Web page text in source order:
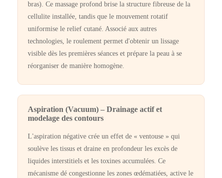
bras). Ce massage profond brise la structure fibreuse de la
cellulite installée, tandis que le mouvement rotatif
uniformise le relief cutané. Associé aux autres
technologies, le roulement permet d'obtenir un lissage
visible dès les premières séances et prépare la peau à se
réorganiser de manière homogène.
Aspiration (Vacuum) – Drainage actif et
modelage des contours
L'aspiration négative crée un effet de « ventouse » qui
soulève les tissus et draine en profondeur les excès de
liquides interstitiels et les toxines accumulées. Ce
mécanisme dé congestionne les zones œdématiées, active le